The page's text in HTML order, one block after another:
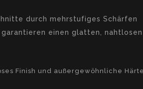
durch mehrstufiges Schärfen
einen glatten, nahtlosen
Finish und außergewöhnliche